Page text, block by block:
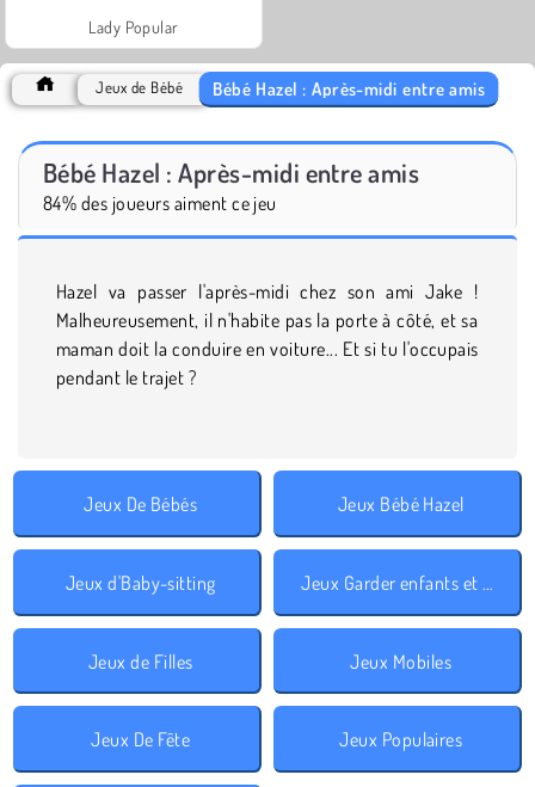
Lady Popular
Jeux de Bébé Bébé Hazel : Après-midi entre amis
Bébé Hazel : Après-midi entre amis
84% des joueurs aiment ce jeu
Hazel va passer l'après-midi chez son ami Jake !
Malheureusement, il n'habite pas la porte à côté, et sa
maman doit la conduire en voiture... Et si tu l'occupais
pendant le trajet ?
Jeux De Bébés Jeux Bébé Hazel
Jeux d'Baby-sitting Jeux Garder enfants et animaux
Jeux de Filles Jeux Mobiles
Jeux De Fête Jeux Populaires